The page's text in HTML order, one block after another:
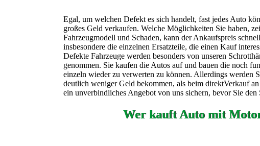
Egal, um welchen Defekt es sich handelt, fast jedes Auto
großes Geld verkaufen. Welche Möglichkeiten Sie haben,
Fahrzeugmodell und Schaden, kann der Ankaufspreis
insbesondere die einzelnen Ersatzteile, die einen Kauf
Defekte Fahrzeuge werden besonders von unseren
genommen. Sie kaufen die Autos auf und bauen die noch
einzeln wieder zu verwerten zu können. Allerdings werden
deutlich weniger Geld bekommen, als beim direktVerkauf
ein unverbindliches Angebot von uns sichern, bevor Sie
Wer kauft Auto mit